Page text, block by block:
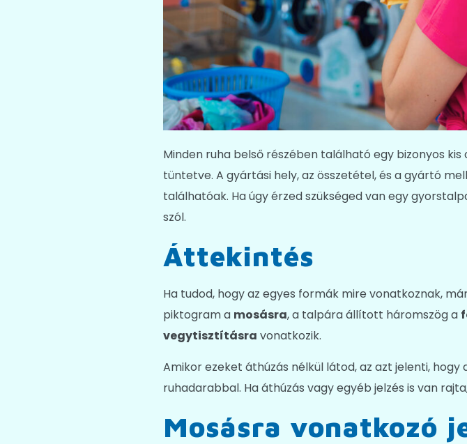
Minden ruha belső részében található egy bizonyos
tüntetve. A gyártási hely, az összetétel, és a gyártó
találhatóak. Ha úgy érzed szükséged van egy
szól.
Áttekintés
Ha tudod, hogy az egyes formák mire vonatkoznak,
piktogram a mosásra, a talpára állított háromszög a
vegytisztításra vonatkozik.
Amikor ezeket áthúzás nélkül látod, az azt jelenti,
ruhadarabbal. Ha áthúzás vagy egyéb jelzés is van
Mosásra vonatkozó